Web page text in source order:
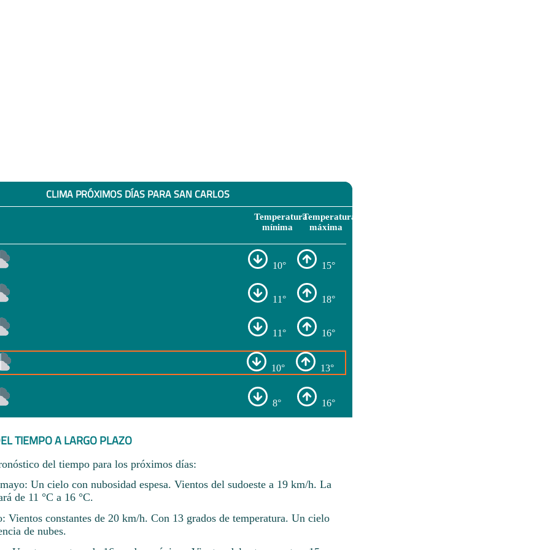
CLIMA PRÓXIMOS DÍAS PARA SAN CARLOS
Temperatura
mínima
Temperatura
máxima
10° 15°
11° 18°
11° 16°
10° 13°
8° 16°
TIEMPO A LARGO PLAZO
del tiempo para los próximos días:
Un cielo con nubosidad espesa. Vientos del sudoeste a 19 km/h. La
de 11 °C a 16 °C.
Vientos constantes de 20 km/h. Con 13 grados de temperatura. Un cielo
de nubes.